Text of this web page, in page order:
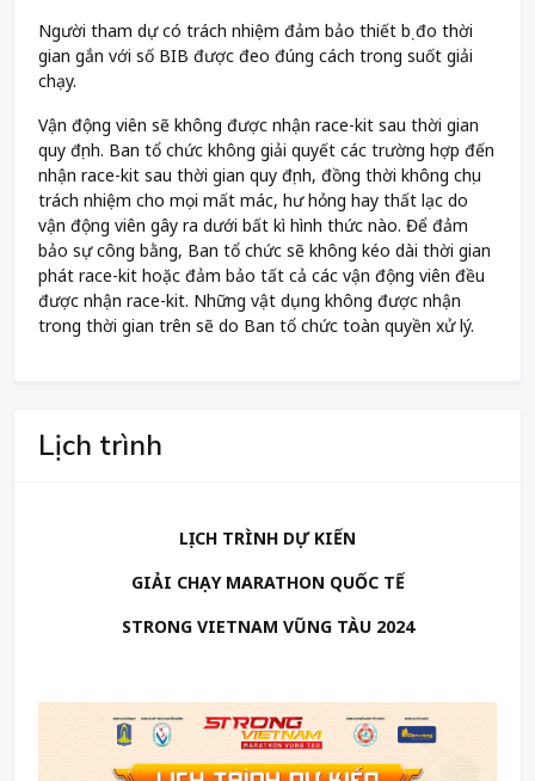
Người tham dự có trách nhiệm đảm bảo thiết bị đo thời
gian gắn với số BIB được đeo đúng cách trong suốt giải
chạy.
Vận động viên sẽ không được nhận race-kit sau thời gian
quy định. Ban tổ chức không giải quyết các trường hợp đến
nhận race-kit sau thời gian quy định, đồng thời không chịu
trách nhiệm cho mọi mất mác, hư hỏng hay thất lạc do
vận động viên gây ra dưới bất kì hình thức nào. Để đảm
bảo sự công bằng, Ban tổ chức sẽ không kéo dài thời gian
phát race-kit hoặc đảm bảo tất cả các vận động viên đều
được nhận race-kit. Những vật dụng không được nhận
trong thời gian trên sẽ do Ban tổ chức toàn quyền xử lý.
Lịch trình
LỊCH TRÌNH DỰ KIẾN
GIẢI CHẠY MARATHON QUỐC TẾ
STRONG VIETNAM VŨNG TÀU 2024